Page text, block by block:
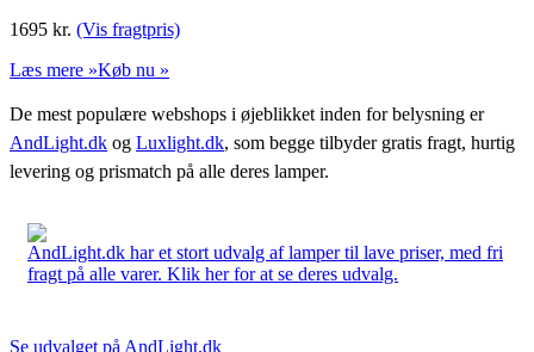
1695 kr. (Vis fragtpris)
Læs mere »Køb nu »
De mest populære webshops i øjeblikket inden for belysning er
AndLight.dk og Luxlight.dk, som begge tilbyder gratis fragt, hurtig
levering og prismatch på alle deres lamper.
AndLight.dk har et stort udvalg af lamper til lave priser, med fri
fragt på alle varer. Klik her for at se deres udvalg.
Se udvalget på AndLight.dk